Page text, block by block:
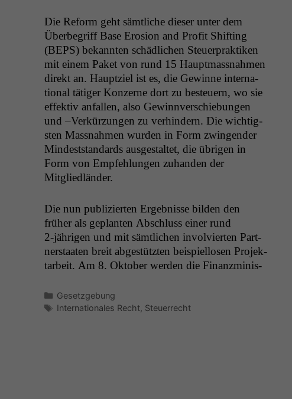
Die Reform geht sämtliche dieser unter dem
Über­be­griff Base Ero­sion and Prof­it Shift­ing
(BEPS) bekan­nten schädlichen Steuer­prak­tiken
mit einem Paket von rund 15 Haupt­mass­nah­men
direkt an. Hauptziel ist es, die Gewinne inter­na­
tion­al tätiger Konz­erne dort zu besteuern, wo sie
effek­tiv anfall­en, also Gewin­nver­schiebun­gen
und –Verkürzun­gen zu ver­hin­dern. Die wichtig­
sten Mass­nah­men wur­den in Form zwin­gen­der
Min­dest­stan­dards aus­gestal­tet, die übri­gen in
Form von Empfehlun­gen zuhan­den der
Mitgliedländer.
Die nun pub­lizierten Ergeb­nisse bilden den
früher als geplanten Abschluss ein­er rund
2‑jährigen und mit sämtlichen involvierten Part­
ner­staat­en bre­it abgestützten beispiel­losen Pro­jek­
tar­beit. Am 8. Okto­ber wer­den die Finanzmin­is­
Kategorien
Gesetzgebung
Schlagwörter
Internationales Recht, Steuerrecht